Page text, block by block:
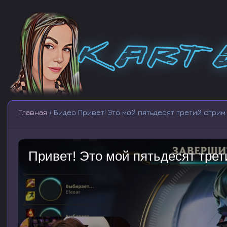
Главная / Видео Привет! Это мой пятьдесят третий стрим